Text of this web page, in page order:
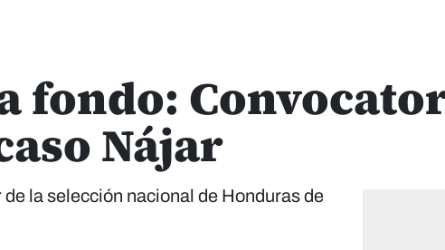
fondo:
Nájar
la selección nacional de Honduras de